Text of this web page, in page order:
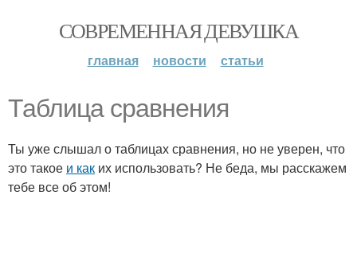
СОВРЕМЕННАЯ ДЕВУШКА
главная новости статьи
Таблица сравнения
Ты уже слышал о таблицах сравнения, но не уверен, что
это такое и как их использовать? Не беда, мы расскажем
тебе все об этом!